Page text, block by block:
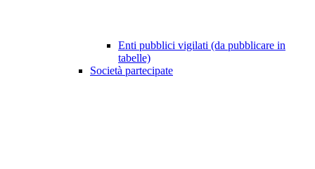
Enti pubblici vigilati (da pubblicare in
tabelle)
Società partecipate